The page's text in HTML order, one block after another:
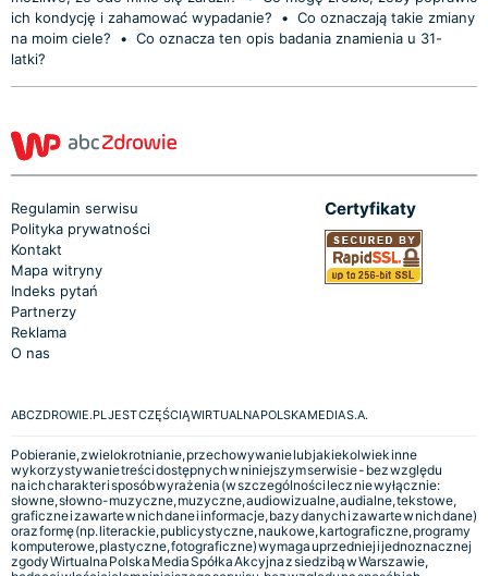
ich kondycję i zahamować wypadanie?
• Co oznaczają takie zmiany
na moim ciele?
• Co oznacza ten opis badania znamienia u 31-
latki?
Regulamin serwisu
Polityka prywatności
Kontakt
Mapa witryny
Indeks pytań
Partnerzy
Reklama
O nas
Certyfikaty
ABCZDROWIE.PL JEST CZĘŚCIĄ WIRTUALNA POLSKA MEDIA S.A.
Pobieranie, zwielokrotnianie, przechowywanie lub jakiekolwiek inne
wykorzystywanie treści dostępnych w niniejszym serwisie - bez względu
na ich charakter i sposób wyrażenia (w szczególności lecz nie wyłącznie:
słowne, słowno-muzyczne, muzyczne, audiowizualne, audialne, tekstowe,
graficzne i zawarte w nich dane i informacje, bazy danych i zawarte w nich dane)
oraz formę (np. literackie, publicystyczne, naukowe, kartograficzne, programy
komputerowe, plastyczne, fotograficzne) wymaga uprzedniej i jednoznacznej
zgody Wirtualna Polska Media Spółka Akcyjna z siedzibą w Warszawie,